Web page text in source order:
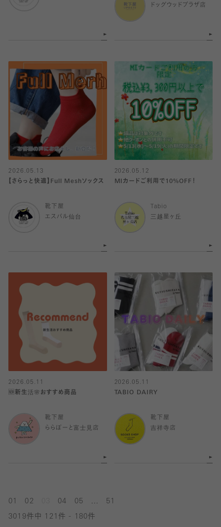
ドッグウッドプラザ店
2026.05.13
【さらっと快適】Full Meshソックス
靴下屋
エスパル仙台
2026.05.12
MIカードご利用で10%OFF！
Tabio
三越星ヶ丘
2026.05.11
🆕新生活🌸おすすめ商品
靴下屋
ららぽーと富士見店
2026.05.11
TABIO DAIRY
靴下屋
吉祥寺店
01 02 04 05 51
3019件中 121件 - 180件